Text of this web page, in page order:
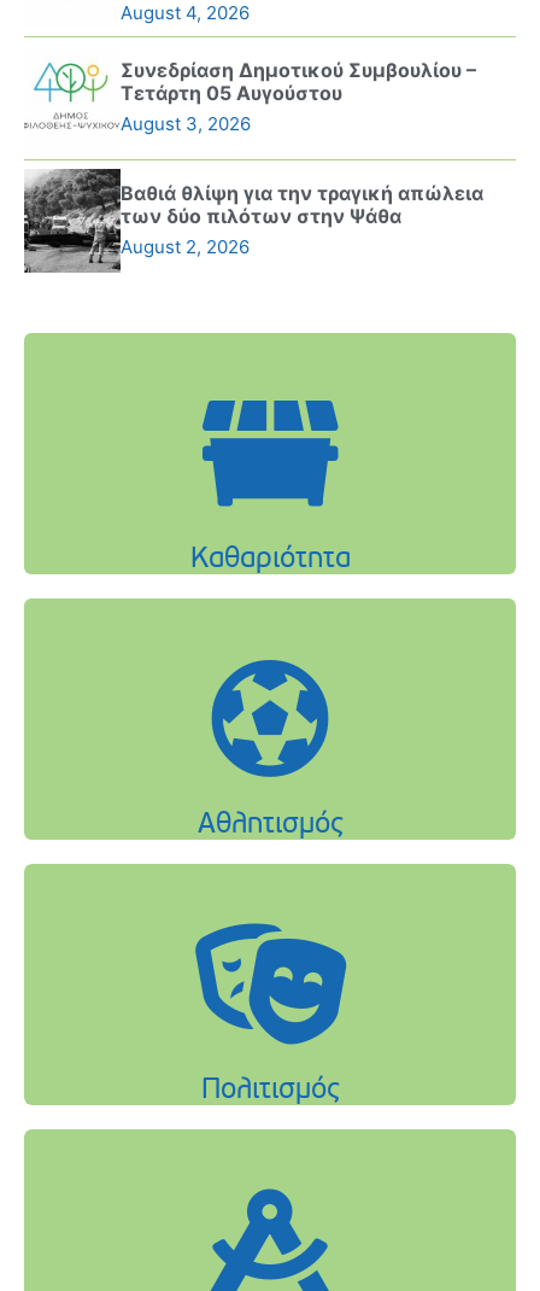
August 4, 2026
Συνεδρίαση Δημοτικού Συμβουλίου –
Τετάρτη 05 Αυγούστου
August 3, 2026
Βαθιά θλίψη για την τραγική απώλεια
των δύο πιλότων στην Ψάθα
August 2, 2026